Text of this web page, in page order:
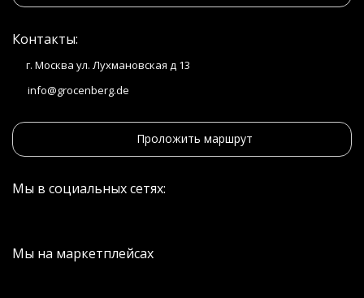
Контакты:
г. Москва ул. Лухмановская д 13
info@grocenberg.de
Проложить маршрут
Мы в социальных сетях:
Мы на маркетплейсах